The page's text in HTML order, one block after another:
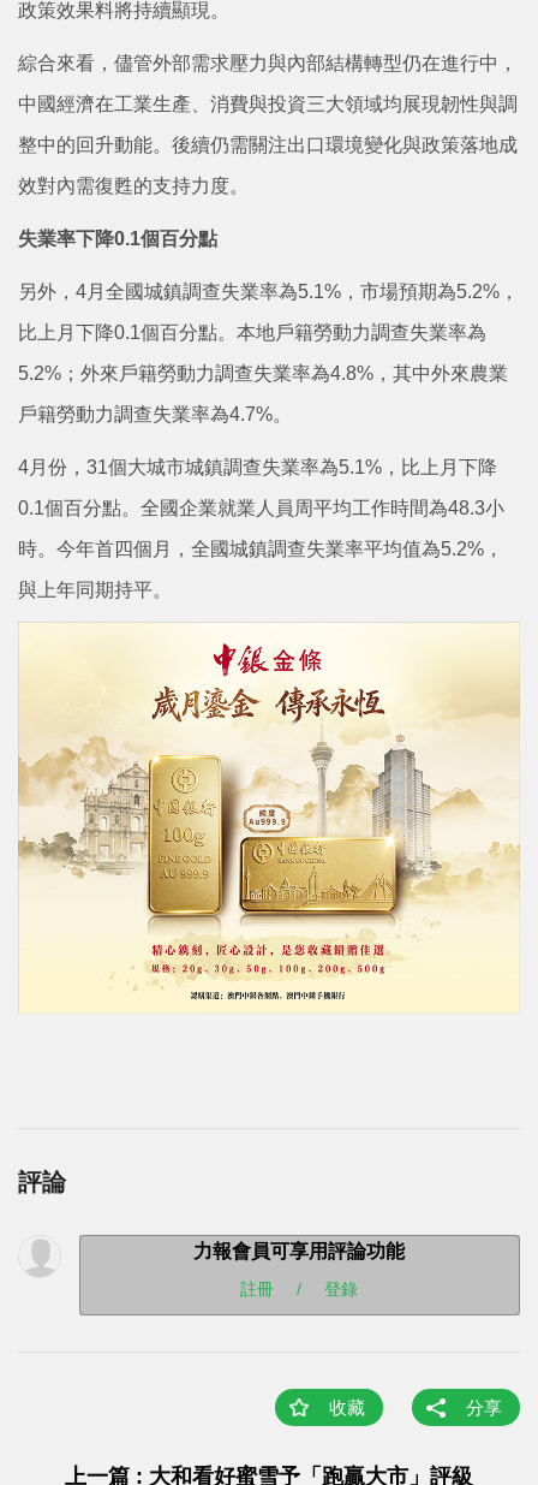
政策效果料將持續顯現。
綜合來看，儘管外部需求壓力與內部結構轉型仍在進行中，
中國經濟在工業生產、消費與投資三大領域均展現韌性與調
整中的回升動能。後續仍需關注出口環境變化與政策落地成
效對內需復甦的支持力度。
失業率下降0.1個百分點
另外，4月全國城鎮調查失業率為5.1%，市場預期為5.2%，
比上月下降0.1個百分點。本地戶籍勞動力調查失業率為
5.2%；外來戶籍勞動力調查失業率為4.8%，其中外來農業
戶籍勞動力調查失業率為4.7%。
4月份，31個大城市城鎮調查失業率為5.1%，比上月下降
0.1個百分點。全國企業就業人員周平均工作時間為48.3小
時。今年首四個月，全國城鎮調查失業率平均值為5.2%，
與上年同期持平。
評論
力報會員可享用評論功能
註冊 / 登錄
收藏 分享
上一篇 : 大和看好蜜雪予「跑贏大市」評級